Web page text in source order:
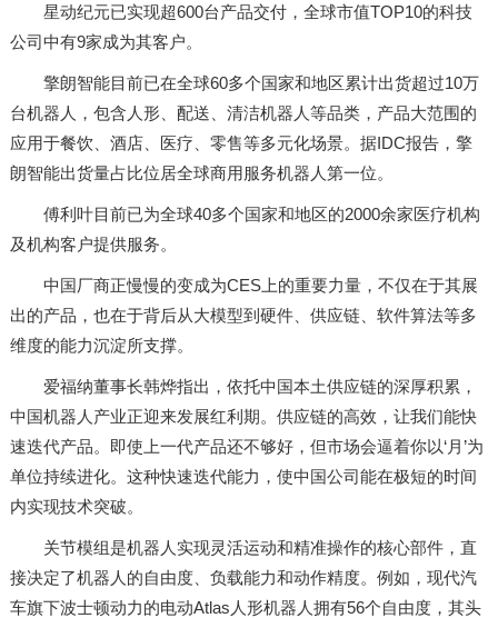
星动纪元已实现超600台产品交付，全球市值TOP10的科技
公司中有9家成为其客户。
擎朗智能目前已在全球60多个国家和地区累计出货超过10万
台机器人，包含人形、配送、清洁机器人等品类，产品大范围的
应用于餐饮、酒店、医疗、零售等多元化场景。据IDC报告，擎
朗智能出货量占比位居全球商用服务机器人第一位。
傅利叶目前已为全球40多个国家和地区的2000余家医疗机构
及机构客户提供服务。
中国厂商正慢慢的变成为CES上的重要力量，不仅在于其展
出的产品，也在于背后从大模型到硬件、供应链、软件算法等多
维度的能力沉淀所支撑。
爱福纳董事长韩烨指出，依托中国本土供应链的深厚积累，
中国机器人产业正迎来发展红利期。供应链的高效，让我们能快
速迭代产品。即使上一代产品还不够好，但市场会逼着你以‘月’为
单位持续进化。这种快速迭代能力，使中国公司能在极短的时间
内实现技术突破。
关节模组是机器人实现灵活运动和精准操作的核心部件，直
接决定了机器人的自由度、负载能力和动作精度。例如，现代汽
车旗下波士顿动力的电动Atlas人形机器人拥有56个自由度，其头